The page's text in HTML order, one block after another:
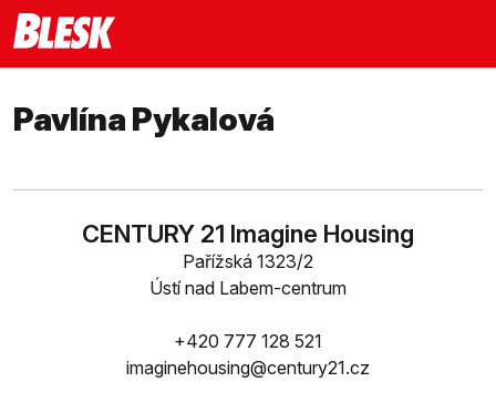
Pavlína Pykalová
CENTURY 21 Imagine Housing
Pařížská 1323/2
Ústí nad Labem-centrum
+420 777 128 521
imaginehousing@century21.cz